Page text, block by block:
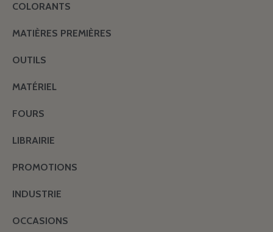
COLORANTS
MATIÈRES PREMIÈRES
OUTILS
MATÉRIEL
FOURS
LIBRAIRIE
PROMOTIONS
INDUSTRIE
OCCASIONS